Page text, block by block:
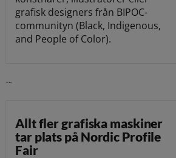
grafisk designers från BIPOC-
communityn (Black, Indigenous,
and People of Color).
Allt fler grafiska maskiner
tar plats på Nordic Profile
Fair